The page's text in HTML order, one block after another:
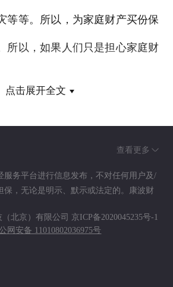
等等。所以，为家庭财产买份保
所以，如果人们只是担心家庭财
、装潢、家电、家具方面的意外
了盗窃损失等。记者了解到，本
有这种家财险品种，消费者购买
点击展开全文
查看更多
服务平台进行信息发布，不对任何用户及/
保，无论是明示、默示或法定的。康波财
历史或预期收益不代表实际收益），不作
构成任何邀约、投资建议或承诺，用户应
北京）有限公司 京ICP备2020045235号-1
网安备 11010802036975号